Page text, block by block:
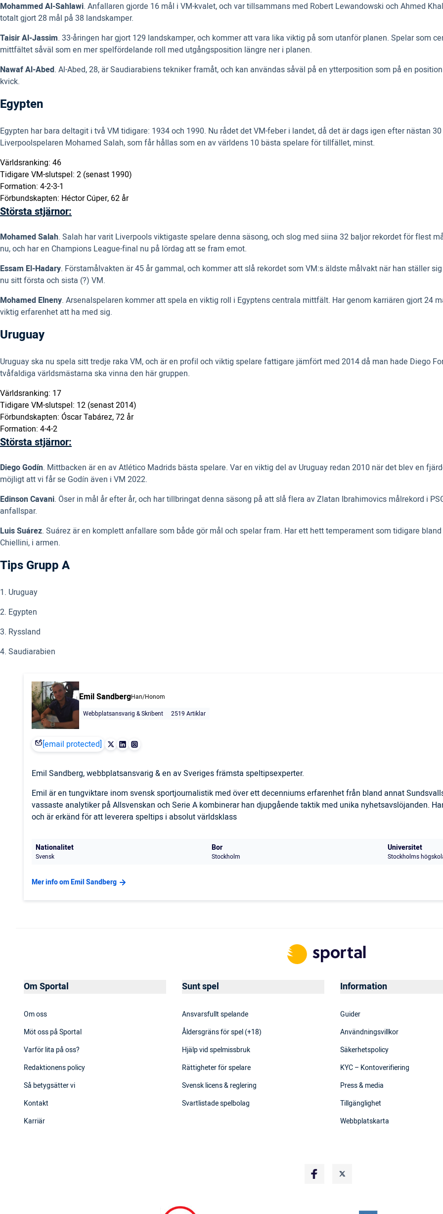
Mohammed Al-Sahlawi. Anfallaren gjorde 16 mål i VM-kvalet, och var tillsammans med Robert Lewandowski och Ahmed
totalt gjort 28 mål på 38 landskamper.
Taisir Al-Jassim. 33-åringen har gjort 129 landskamper, och kommer att vara lika viktig på som utanför planen. Spelar som
mittfältet såväl som en mer spelfördelande roll med utgångsposition längre ner i planen.
Nawaf Al-Abed. Al-Abed, 28, är Saudiarabiens tekniker framåt, och kan användas såväl på en ytterposition som på en
kvick.
Egypten
Egypten har bara deltagit i två VM tidigare: 1934 och 1990. Nu rådet det VM-feber i landet, då det är dags igen efter nästan
Liverpoolspelaren Mohamed Salah, som får hållas som en av världens 10 bästa spelare för tillfället, minst.
Världsranking: 46
Tidigare VM-slutspel: 2 (senast 1990)
Formation: 4-2-3-1
Förbundskapten: Héctor Cúper, 62 år
Största stjärnor:
Mohamed Salah. Salah har varit Liverpools viktigaste spelare denna säsong, och slog med siina 32 baljor rekordet för flest
nu, och har en Champions League-final nu på lördag att se fram emot.
Essam El-Hadary. Förstamålvakten är 45 år gammal, och kommer att slå rekordet som VM:s äldste målvakt när han ställer
nu sitt första och sista (?) VM.
Mohamed Elneny. Arsenalspelaren kommer att spela en viktig roll i Egyptens centrala mittfält. Har genom karriären gjort 24
viktig erfarenhet att ha med sig.
Uruguay
Uruguay ska nu spela sitt tredje raka VM, och är en profil och viktig spelare fattigare jämfört med 2014 då man hade Diego
tvåfaldiga världsmästarna ska vinna den här gruppen.
Världsranking: 17
Tidigare VM-slutspel: 12 (senast 2014)
Förbundskapten: Óscar Tabárez, 72 år
Formation: 4-4-2
Största stjärnor:
Diego Godín. Mittbacken är en av Atlético Madrids bästa spelare. Var en viktig del av Uruguay redan 2010 när det blev en
möjligt att vi får se Godín även i VM 2022.
Edinson Cavani. Öser in mål år efter år, och har tillbringat denna säsong på att slå flera av Zlatan Ibrahimovics målrekord i
anfallspar.
Luis Suárez. Suárez är en komplett anfallare som både gör mål och spelar fram. Har ett hett temperament som tidigare
Chiellini, i armen.
Tips Grupp A
1. Uruguay
2. Egypten
3. Ryssland
4. Saudiarabien
Emil SandbergHan/Honom
Webbplatsansvarig & Skribent
2519 Artiklar
[email protected]
Emil Sandberg, webbplatsansvarig & en av Sveriges främsta speltipsexperter.
Emil är en tungviktare inom svensk sportjournalistik med över ett decenniums erfarenhet från bland annat
vassaste analytiker på Allsvenskan och Serie A kombinerar han djupgående taktik med unika nyhetsavslöjanden.
och är erkänd för att leverera speltips i absolut världsklass
Nationalitet
Svensk
Bor
Stockholm
Universitet
Stockholms
Mer info om Emil Sandberg
Om Sportal
Om oss
Möt oss på Sportal
Varför lita på oss?
Redaktionens policy
Så betygsätter vi
Kontakt
Karriär
Sunt spel
Ansvarsfullt spelande
Åldersgräns för spel (+18)
Hjälp vid spelmissbruk
Rättigheter för spelare
Svensk licens & reglering
Svartlistade spelbolag
Information
Guider
Användningsvillkor
Säkerhetspolicy
KYC – Kontoverifiering
Press & media
Tillgänglighet
Webbplatskarta